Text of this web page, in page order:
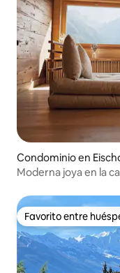
Condominio en
Moderna joya en la
Favorito entre
Favorito entre